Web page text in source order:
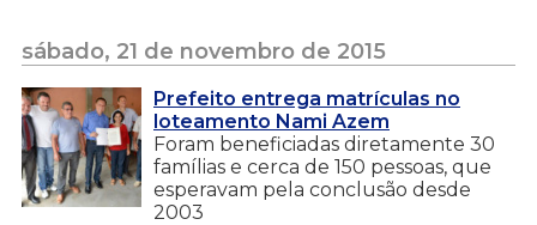
sábado, 21 de novembro de 2015
Prefeito entrega matrículas no
loteamento Nami Azem
Foram beneficiadas diretamente 30
famílias e cerca de 150 pessoas, que
esperavam pela conclusão desde
2003